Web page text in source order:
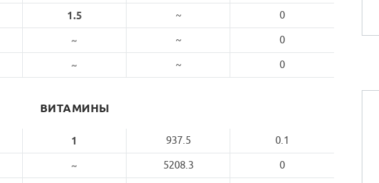
1.5 ~
0
~ ~
0
~ ~ 0
ВИТАМИНЫ
1 937.5
0.1
~ 5208.3
0